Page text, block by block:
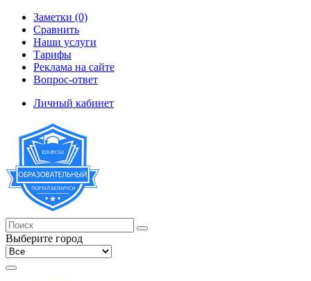
Заметки (0)
Сравнить
Наши услуги
Тарифы
Реклама на сайте
Вопрос-ответ
Личный кабинет
Выберите город